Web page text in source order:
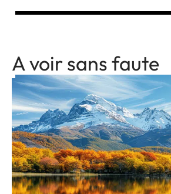
A voir sans faute